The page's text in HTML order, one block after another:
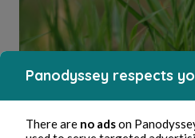
Panodyssey respects
There are no adson